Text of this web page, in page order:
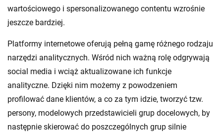
wartościowego i spersonalizowanego contentu wzrośnie
jeszcze bardziej.
Platformy internetowe oferują pełną gamę różnego rodzaju
narzędzi analitycznych. Wśród nich ważną rolę odgrywają
social media i wciąż aktualizowane ich funkcje
analityczne. Dzięki nim możemy z powodzeniem
profilować dane klientów, a co za tym idzie, tworzyć tzw.
persony, modelowych przedstawicieli grup docelowych, by
następnie skierować do poszczególnych grup silnie